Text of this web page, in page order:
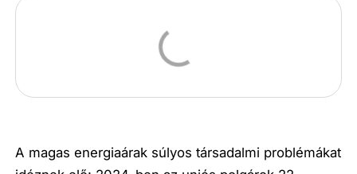
A magas energiaárak súlyos társadalmi problémákat